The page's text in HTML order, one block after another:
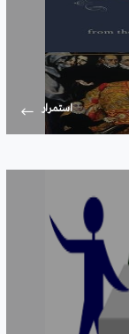
استمرار